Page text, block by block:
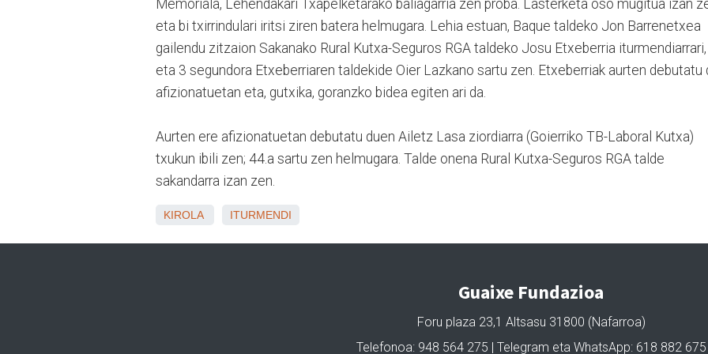
Memoriala, Lehendakari Txapelketarako baliagarria zen proba. Lasterketa oso mugitua izan
eta bi txirrindulari iritsi ziren batera helmugara. Lehia estuan, Baque taldeko Jon Barrenetxea
gailendu zitzaion Sakanako Rural Kutxa-Seguros RGA taldeko Josu Etxeberria iturmendiarrari,
eta 3 segundora Etxeberriaren taldekide Oier Lazkano sartu zen. Etxeberriak aurten debutatu
afizionatuetan eta, gutxika, goranzko bidea egiten ari da.
Aurten ere afizionatuetan debutatu duen Ailetz Lasa ziordiarra (Goierriko TB-Laboral Kutxa)
txukun ibili zen; 44.a sartu zen helmugara. Talde onena Rural Kutxa-Seguros RGA talde
sakandarra izan zen.
KIROLA ITURMENDI
Guaixe Fundazioa
Foru plaza 23,1 Altsasu 31800 (Nafarroa)
Telefonoa: 948 564 275 | Telegram eta WhatsApp: 618 882 675